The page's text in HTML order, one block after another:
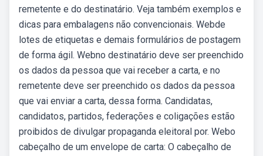
remetente e do destinatário. Veja também exemplos e
dicas para embalagens não convencionais. Webde
lotes de etiquetas e demais formulários de postagem
de forma ágil. Webno destinatário deve ser preenchido
os dados da pessoa que vai receber a carta, e no
remetente deve ser preenchido os dados da pessoa
que vai enviar a carta, dessa forma. Candidatas,
candidatos, partidos, federações e coligações estão
proibidos de divulgar propaganda eleitoral por. Webo
cabeçalho de um envelope de carta: O cabeçalho de